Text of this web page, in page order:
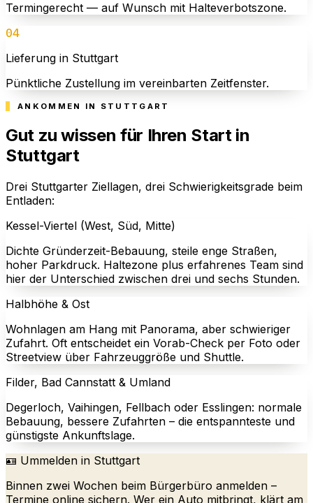
Termingerecht — auf Wunsch mit Halteverbotszone.
04
Lieferung in Stuttgart
Pünktliche Zustellung im vereinbarten Zeitfenster.
ANKOMMEN IN STUTTGART
Gut zu wissen für Ihren Start in
Stuttgart
Drei Stuttgarter Ziellagen, drei Schwierigkeitsgrade beim
Entladen:
Kessel-Viertel (West, Süd, Mitte)
Dichte Gründerzeit-Bebauung, steile enge Straßen,
hoher Parkdruck. Haltezone plus erfahrenes Team sind
hier der Unterschied zwischen drei und sechs Stunden.
Halbhöhe & Ost
Wohnlagen am Hang mit Panorama, aber schwieriger
Zufahrt. Oft entscheidet ein Vorab-Check per Foto oder
Streetview über Fahrzeuggröße und Shuttle.
Filder, Bad Cannstatt & Umland
Degerloch, Vaihingen, Fellbach oder Esslingen: normale
Bebauung, bessere Zufahrten – die entspannteste und
günstigste Ankunftslage.
🪪 Ummelden in Stuttgart
Binnen zwei Wochen beim Bürgerbüro anmelden –
Termine online sichern. Wer ein Auto mitbringt, klärt am